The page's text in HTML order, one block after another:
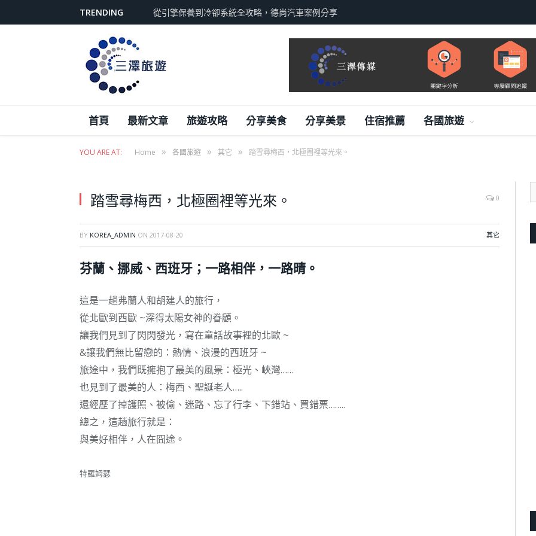
TRENDING 從引擎保養到冷卻系統全攻略，德尚汽車案例分享
首頁 最新文章 旅遊攻略 分享美食 分享美景 住宿推薦 各國旅遊
YOU ARE AT: Home » 各國旅遊 » 其它 » 踏雪尋梅西，北極圈裡等光來。
踏雪尋梅西，北極圈裡等光來。 0
BY KOREA_ADMIN ON 2017-08-20 其它
芬蘭、挪威、西班牙；一路相伴，一路晴。
這是一趟弗蘭人和胡建人的旅行，
從北歐到西歐 ~深得太陽女神的眷顧。
讓我們見到了閃閃發光，寫在童話故事裡的北歐 ~
&讓我們無比留戀的：熱情、浪漫的西班牙 ~
旅途中，我們既擁抱了最美的風景：極光、峽灣……
也見到了最美的人：梅西、聖誕老人…..
還經歷了掉護照、被偷、迷路、忘了行李、下錯站、買錯票……..
總之，這趟旅行就是：
與美好相伴，人在囧途。
特羅姆瑟